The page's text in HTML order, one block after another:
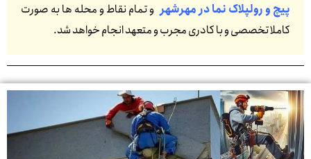
پیچ و رولپلاک نما در مهرشهرو تمام نقاط و محله ها به صورت
کاملا تخصصی و با کادری مجرب و متعهد انجام خواهد شد.